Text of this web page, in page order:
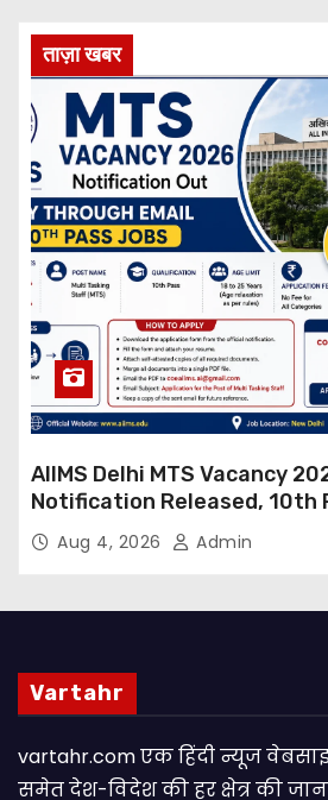
ताज़ा खबर
AIIMS Delhi MTS Vacancy
Notification Released, 10th
Candidates Can Apply
Email
Aug 4, 2026 Admin
Vartahr
vartahr.com एक हिंदी न्यूज
समेत देश-विदेश की हर क्षेत्र की